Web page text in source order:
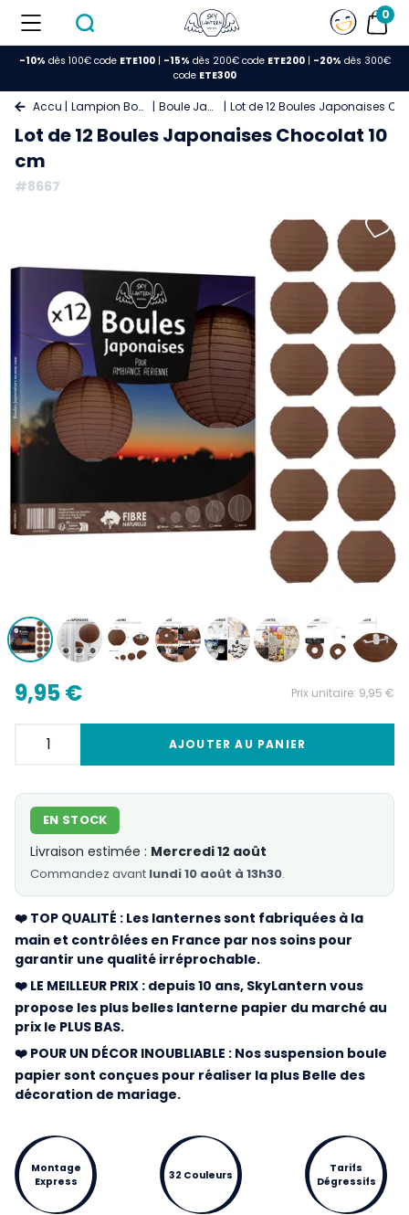
0
-10% dès 100€ code ETE100| -15% dès 200€ code ETE200| -20% dès 300€
code ETE300
Accueil Lampion Boule Papier Boule Japonaise Lot de 12 Boules Japonaises
Lot de 12 Boules Japonaises Chocolat 10
cm
#8667
9,95 € Prix unitaire: 9,95 €
AJOUTER AU PANIER
❤️ TOP QUALITÉ : Les lanternes sont fabriquées à la
main et contrôlées en France par nos soins pour
garantir une qualité irréprochable.
❤️ LE MEILLEUR PRIX : depuis 10 ans, SkyLantern vous
propose les plus belles lanterne papier du marché au
prix le PLUS BAS.
❤️ POUR UN DÉCOR INOUBLIABLE : Nos suspension boule
papier sont conçues pour réaliser la plus Belle des
décoration de mariage.
EN STOCK
Livraison estimée : Mercredi 12 août
Commandez avant lundi 10 août à 13h30.
Montage
Express
32 Couleurs
Tarifs
Dégressifs